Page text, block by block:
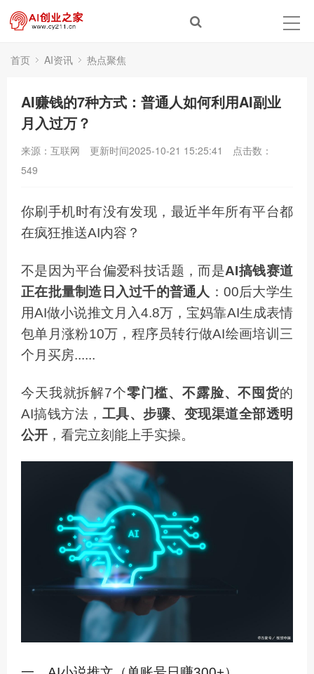
首页 AI资讯 热点聚焦
AI赚钱的7种方式：普通人如何利用AI副业
月入过万？
来源：互联网 更新时间2025-10-21 15:25:41
点击数：
549
你刷手机时有没有发现，最近半年所有平台都
在疯狂推送AI内容？
不是因为平台偏爱科技话题，而是AI搞钱赛道
正在批量制造日入过千的普通人 ：00后大学生
用AI做小说推文月入4.8万，宝妈靠AI生成表情
包单月涨粉10万，程序员转行做AI绘画培训三
个月买房......
今天我就拆解7个零门槛、不露脸、不囤货的
AI搞钱方法， 工具、步骤、变现渠道全部透明
公开 ，看完立刻能上手实操。